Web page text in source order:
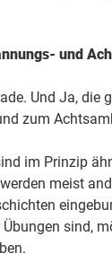
und
Und Ja,
zum
im Prinzip
meist
sind,